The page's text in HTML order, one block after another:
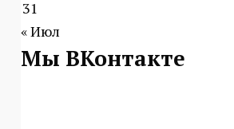
31
« Июл
Мы ВКонтакте